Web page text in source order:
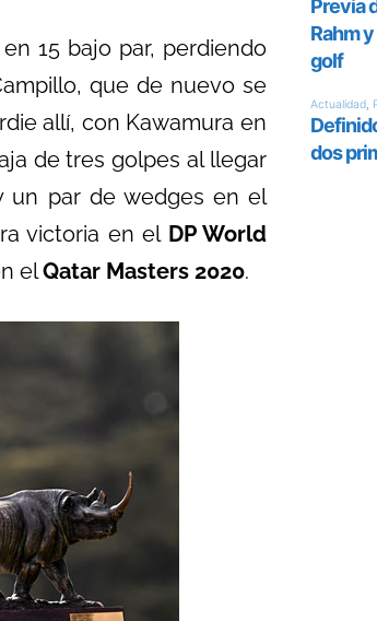
15 bajo par, perdiendo
que de nuevo se
allí, con Kawamura en
de tres golpes al llegar
un par de wedges en el
victoria en el DP World
elQatar Masters 2020.